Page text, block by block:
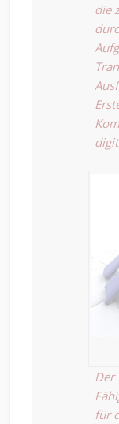
die
Der
für